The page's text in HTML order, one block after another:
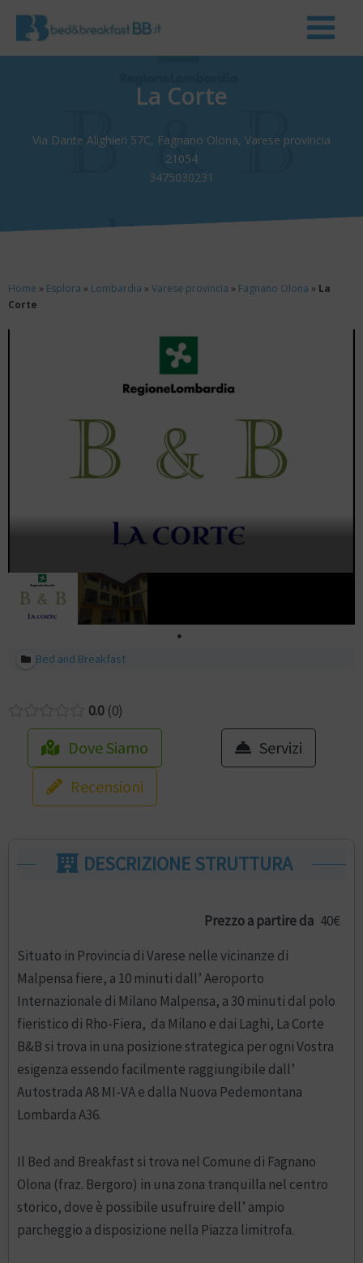
La Corte
Via Dante Alighieri 57C, Fagnano Olona, Varese provincia
21054
3475030231
Home » Esplora » Lombardia » Varese provincia » Fagnano Olona » La
Corte
Bed and Breakfast
0.0 0
Dove Siamo
Servizi
Recensioni
DESCRIZIONE STRUTTURA
Prezzo a partire da 40€
Situato in Provincia di Varese nelle vicinanze di
Malpensa fiere, a 10 minuti dall’ Aeroporto
Internazionale di Milano Malpensa, a 30 minuti dal polo
fieristico di Rho-Fiera, da Milano e dai Laghi, La Corte
B&B si trova in una posizione strategica per ogni Vostra
esigenza essendo facilmente raggiungibile dall’
Autostrada A8 MI-VA e dalla Nuova Pedemontana
Lombarda A36.
Il Bed and Breakfast si trova nel Comune di Fagnano
Olona (fraz. Bergoro) in una zona tranquilla nel centro
storico, dove è possibile usufruire dell’ ampio
parcheggio a disposizione nella Piazza limitrofa.